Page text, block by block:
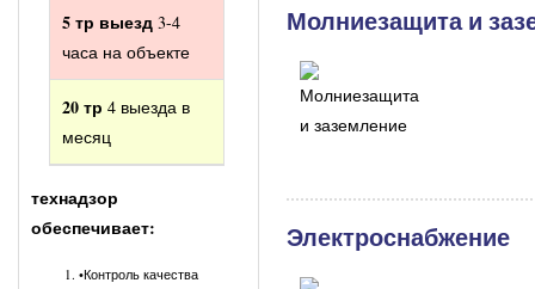
5 тр выезд 3-4
часа на объекте
20 тр 4 выезда в
месяц
технадзор
обеспечивает:
•Контроль качества
Молниезащита и
Электроснабжение